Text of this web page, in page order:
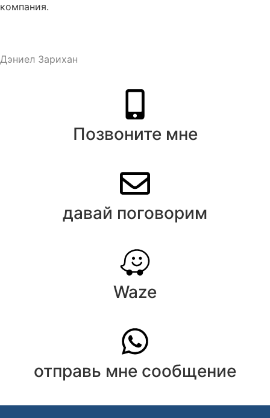
компания.
Дэниел Зарихан
Позвоните мне
давай поговорим
Waze
отправь мне сообщение